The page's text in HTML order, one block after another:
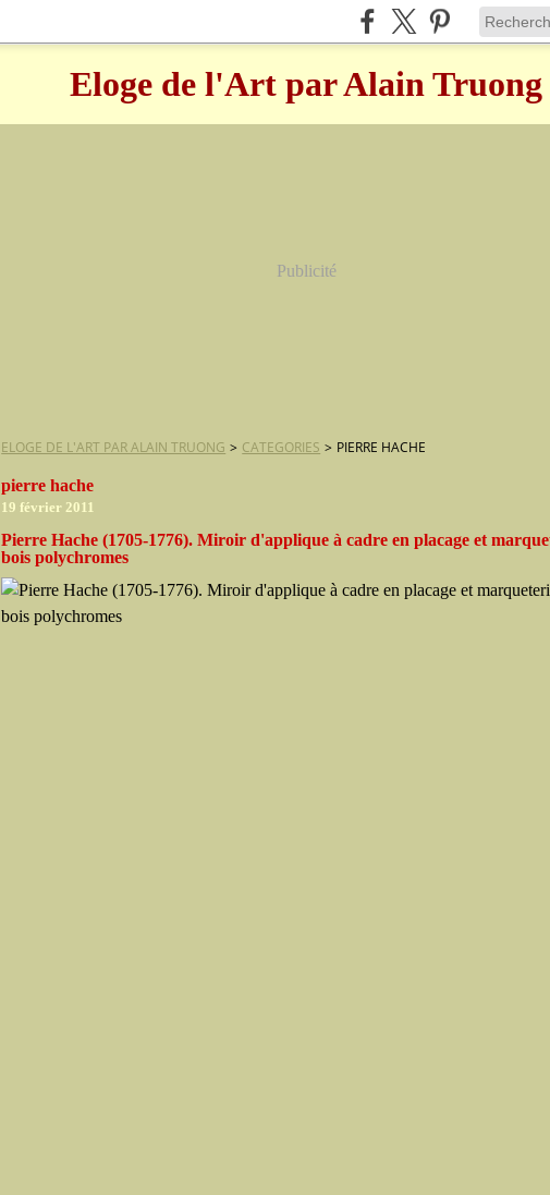
Eloge de l'Art par Alain Truong
Publicité
ELOGE DE L'ART PAR ALAIN TRUONG > CATEGORIES > PIERRE HACHE
pierre hache
19 février 2011
Pierre Hache (1705-1776). Miroir d'applique à cadre en placage et
bois polychromes